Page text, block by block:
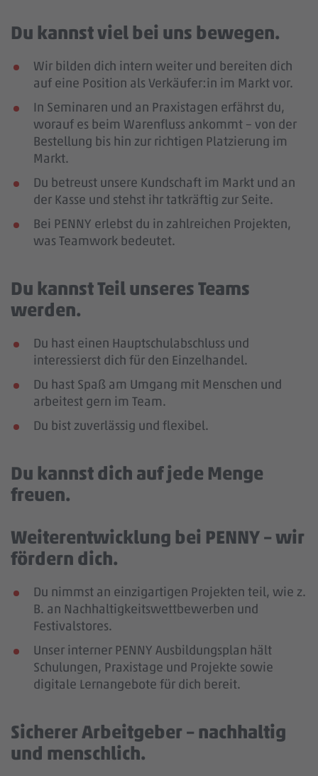
Du kannst viel bei uns bewegen.
Wir bilden dich intern weiter und bereiten dich
auf eine Position als Verkäufer:in im Markt vor.
In Seminaren und an Praxistagen erfährst du,
worauf es beim Warenfluss ankommt – von der
Bestellung bis hin zur richtigen Platzierung im
Markt.
Du betreust unsere Kundschaft im Markt und an
der Kasse und stehst ihr tatkräftig zur Seite.
Bei PENNY erlebst du in zahlreichen Projekten,
was Teamwork bedeutet.
Du kannst Teil unseres Teams
werden.
Du hast einen Hauptschulabschluss und
interessierst dich für den Einzelhandel.
Du hast Spaß am Umgang mit Menschen und
arbeitest gern im Team.
Du bist zuverlässig und flexibel.
Du kannst dich auf jede Menge
freuen.
Weiterentwicklung bei PENNY – wir
fördern dich.
Du nimmst an einzigartigen Projekten teil, wie z.
B. an Nachhaltigkeitswettbewerben und
Festivalstores.
Unser interner PENNY Ausbildungsplan hält
Schulungen, Praxistage und Projekte sowie
digitale Lernangebote für dich bereit.
Sicherer Arbeitgeber – nachhaltig
und menschlich.